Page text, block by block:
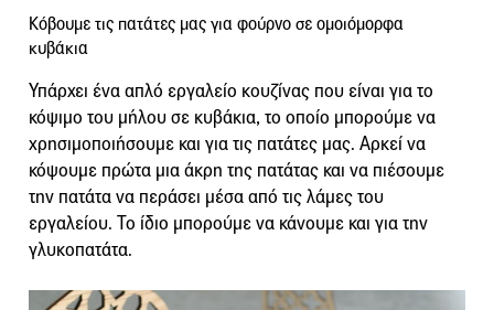
Κόβουμε τις πατάτες μας για φούρνο σε ομοιόμορφα
κυβάκια
Υπάρχει ένα απλό εργαλείο κουζίνας που είναι για το
κόψιμο του μήλου σε κυβάκια, το οποίο μπορούμε να
χρησιμοποιήσουμε και για τις πατάτες μας. Αρκεί να
κόψουμε πρώτα μια άκρη της πατάτας και να πιέσουμε
την πατάτα να περάσει μέσα από τις λάμες του
εργαλείου. Το ίδιο μπορούμε να κάνουμε και για την
γλυκοπατάτα.